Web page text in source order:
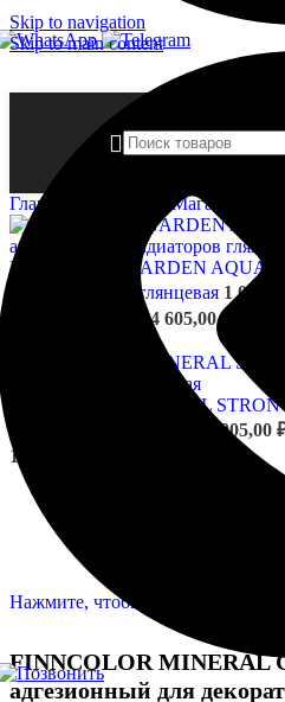
Skip to navigation
Skip to main content
Главная страница Магазин
FINNCOLOR GARDEN AQUA
для радиаторов глянцевая 1 079,00
цен: 1 079,00 ₽ – 4 605,00 ₽
FINNCOLOR MINERAL
1 905,00
1 905,00 ₽ – 6 570,00 ₽
Нажмите, чтобы увеличить
FINNCOLOR MINERAL
адгезионный для